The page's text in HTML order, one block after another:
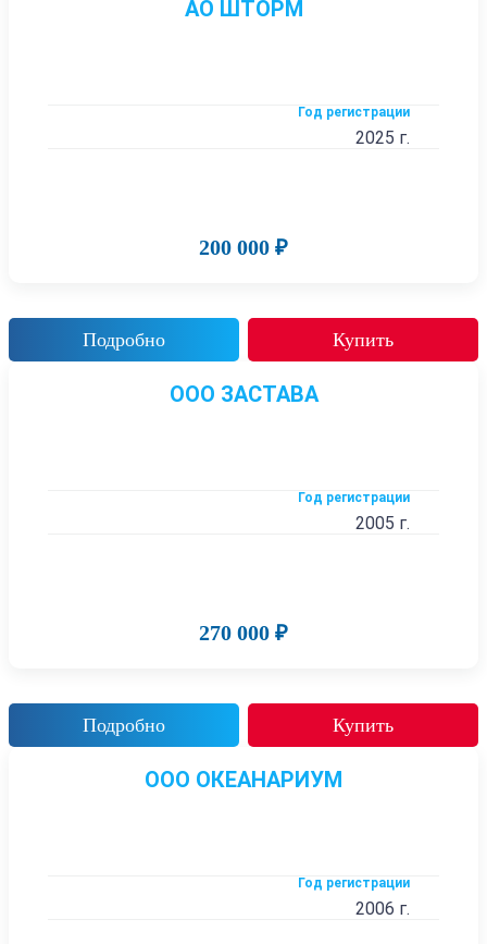
АО ШТОРМ
Год регистрации
2025 г.
200 000 ₽
Подробно Купить
ООО ЗАСТАВА
Год регистрации
2005 г.
270 000 ₽
Подробно Купить
ООО ОКЕАНАРИУМ
Год регистрации
2006 г.